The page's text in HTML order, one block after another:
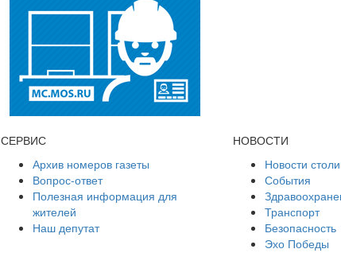
СЕРВИС
Архив номеров газеты
Вопрос-ответ
Полезная информация для
жителей
Наш депутат
НОВОСТИ
Новости
События
Транспорт
Безопасность
Эхо Победы